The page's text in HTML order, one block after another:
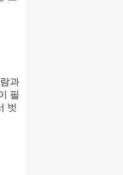
과
필
벗